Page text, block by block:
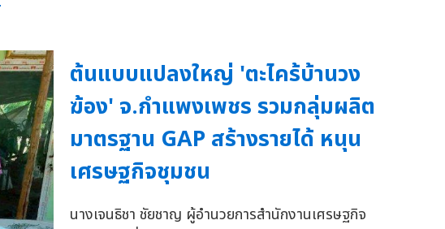
ต้นแบบแปลงใหญ่ 'ตะไคร้บ้านวง
ฆ้อง' จ.กำแพงเพชร รวมกลุ่มผลิต
มาตรฐาน GAP สร้างรายได้ หนุน
เศรษฐกิจชุมชน
นางเจนธิชา ชัยชาญ ผู้อำนวยการสำนักงานเศรษฐกิจ